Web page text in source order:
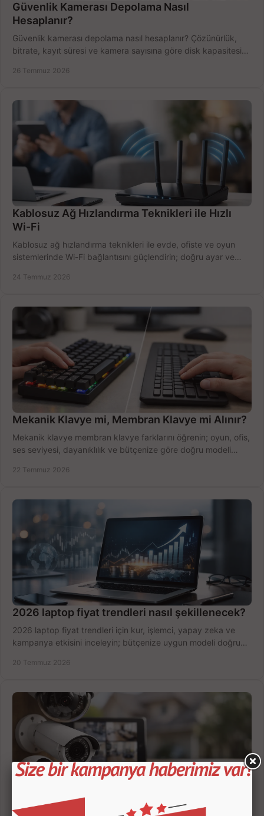
Güvenlik Kamerası Depolama Nasıl
Hesaplanır?
Güvenlik kamerası depolama nasıl hesaplanır? Çözünürlük,
bitrate, kayıt süresi ve kamera sayısına göre disk kapasitesini
26 Temmuz 2026
Kablosuz Ağ Hızlandırma Teknikleri ile Hızlı
Wi-Fi
Kablosuz ağ hızlandırma teknikleri ile evde, ofiste ve oyun
sistemlerinde Wi-Fi bağlantısını güçlendirin; doğru ayar ve
24 Temmuz 2026
Mekanik Klavye mi, Membran Klavye mi Alınır?
Mekanik klavye membran klavye farklarını öğrenin; oyun, ofis,
ses seviyesi, dayanıklılık ve bütçenize göre doğru modeli
22 Temmuz 2026
2026 laptop fiyat trendleri nasıl şekillenecek?
2026 laptop fiyat trendleri için kur, işlemci, yapay zeka ve
kampanya etkisini inceleyin; bütçenize uygun modeli doğru
20 Temmuz 2026
Güvenlik Kamerası Seçerken 7 Kritik Kriter